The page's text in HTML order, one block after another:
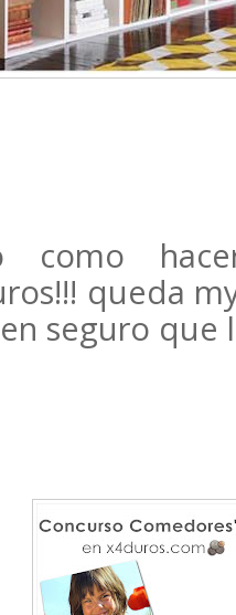
como
queda
seguro que